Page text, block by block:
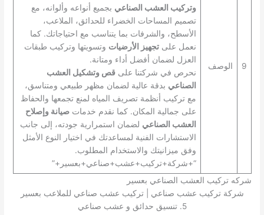
9 الوصف
وتركيب العشب الصناعي بجميع أنواعه وألوانه، مع
تصميم المساحات الخضراء للحدائق، الملاعب،
الأسطح، والشرفات بما يتناسب مع احتياجاتك. كما
نعمل على تجهيز الأرضيات وتسويتها وتركيب طبقات
العزل لضمان أفضل أداء ومتانة.
نحرص في شركتنا على قص وتشكيل العشب
الصناعي بدقة عالية لضمان مظهر طبيعي ومتناسق،
مع تركيب أنظمة تصريف المياه لمنع تجمعها والحفاظ
على جمالية المكان. كما نقدم خدمات صيانة وإصلاح
العشب الصناعي لضمان استمرارية جودته، إلى جانب
الاستشارات الفنية لمساعدتك في اختيار النوع الأمثل
وفق ميزانيتك والاستخدام المطلوب.
“+شركة+تركيب+عشب+صناعي+بعسير+”
شركه تركيب العشب الصناعي بعسير
شركة تركيب عشب صناعي | تركيب عشب صناعي للملاعب بعسير
5. تنسيق حدائق و عشب صناعي